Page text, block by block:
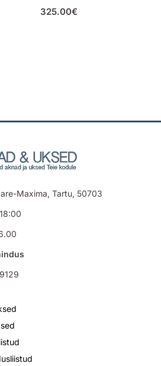
325.00€
Maxima, Tartu, 50703